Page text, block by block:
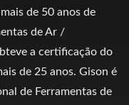
de 50 anos de
de Ar /
a certificação do
de 25 anos. Gison é
de Ferramentas de